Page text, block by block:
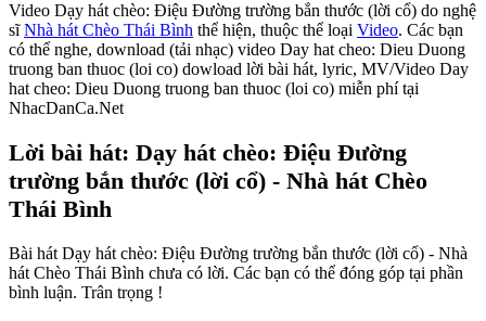
Video Dạy hát chèo: Điệu Đường trường bắn thước (lời cổ) do nghệ
sĩNhà hát Chèo Thái Bình thể hiện, thuộc thể loại Video. Các bạn
có thể nghe, download (tải nhạc) video Day hat cheo: Dieu Duong
truong ban thuoc (loi co) dowload lời bài hát, lyric, MV/Video Day
hat cheo: Dieu Duong truong ban thuoc (loi co) miễn phí tại
NhacDanCa.Net
Lời bài hát: Dạy hát chèo: Điệu Đường
trường bắn thước (lời cổ) - Nhà hát Chèo
Thái Bình
Bài hát Dạy hát chèo: Điệu Đường trường bắn thước (lời cổ) - Nhà
hát Chèo Thái Bình chưa có lời. Các bạn có thể đóng góp tại phần
bình luận. Trân trọng !